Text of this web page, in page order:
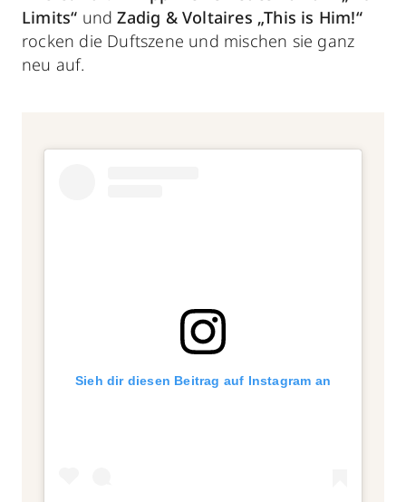
Limits“ undZadig & Voltaires „This is Him!“
rocken die Duftszene und mischen sie ganz
neu auf.
Sieh dir diesen Beitrag auf Instagram an